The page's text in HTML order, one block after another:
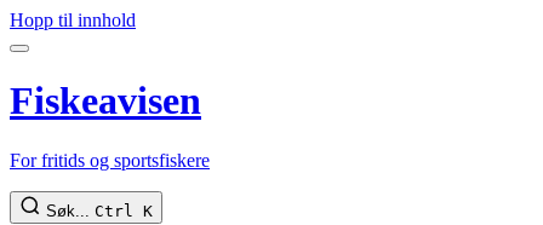
Hopp til innhold
Fiskeavisen
For fritids og sportsfiskere
Søk... Ctrl K